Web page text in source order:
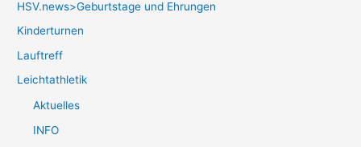
HSV.news>Geburtstage und Ehrungen
Kinderturnen
Lauftreff
Leichtathletik
Aktuelles
INFO